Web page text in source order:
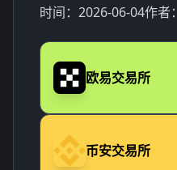
时间： 2026-06-04作者：
欧易交易所
币安交易所